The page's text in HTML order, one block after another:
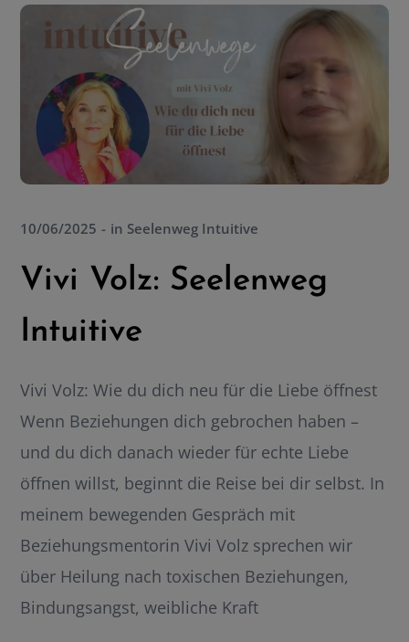
10/06/2025 in Seelenweg Intuitive
Vivi Volz: Seelenweg
Intuitive
Vivi Volz: Wie du dich neu für die Liebe öffnest
Wenn Beziehungen dich gebrochen haben –
und du dich danach wieder für echte Liebe
öffnen willst, beginnt die Reise bei dir selbst. In
meinem bewegenden Gespräch mit
Beziehungsmentorin Vivi Volz sprechen wir
über Heilung nach toxischen Beziehungen,
Bindungsangst, weibliche Kraft